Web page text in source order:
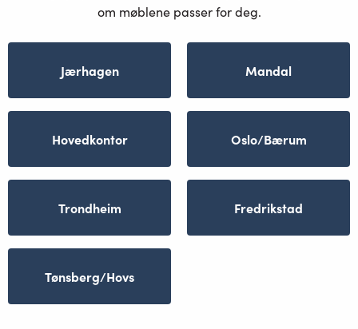
om møblene passer for deg.
Jærhagen Mandal
Hovedkontor Oslo/Bærum
Trondheim Fredrikstad
Tønsberg/Hovs